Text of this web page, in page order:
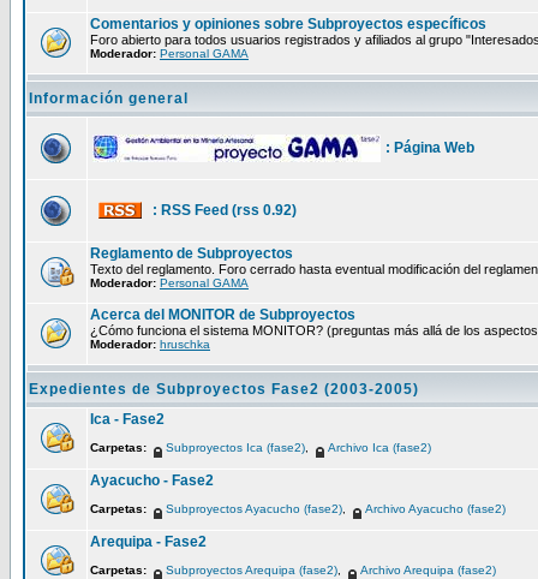
Comentarios y opiniones sobre Subproyectos específicos
Foro abierto para todos usuarios registrados y afiliados al grupo
Moderador: Personal GAMA
Información general
: Página Web
: RSS Feed (rss 0.92)
Reglamento de Subproyectos
Texto del reglamento. Foro cerrado hasta eventual modificación del
Moderador: Personal GAMA
Acerca del MONITOR de Subproyectos
¿Cómo funciona el sistema MONITOR? (preguntas más allá de los
Moderador: hruschka
Expedientes de Subproyectos Fase2 (2003-2005)
Ica - Fase2
Carpetas: Subproyectos Ica (fase2) Archivo Ica (fase2)
Ayacucho - Fase2
Carpetas: Subproyectos Ayacucho (fase2) Archivo Ayacucho (fase2)
Arequipa - Fase2
Carpetas: Subproyectos Arequipa (fase2) Archivo Arequipa (fase2)